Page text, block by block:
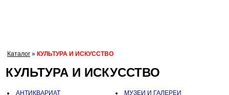
Каталог » КУЛЬТУРА И ИСКУССТВО
КУЛЬТУРА И ИСКУССТВО
АНТИКВАРИАТ
МУЗЕИ И ГАЛЕРЕИ